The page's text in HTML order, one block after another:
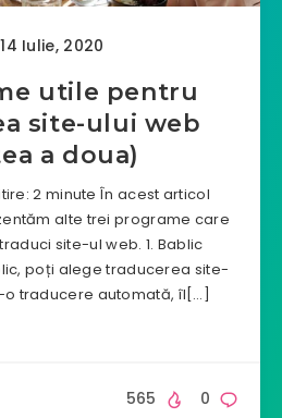
14 Iulie, 2020
utile pentru
site-ului web
a doua)
2 minute În acest articol
alte trei programe care
site-ul web. 1. Bablic
poți alege traducerea site-
o traducere automată, îl[…]
0
565